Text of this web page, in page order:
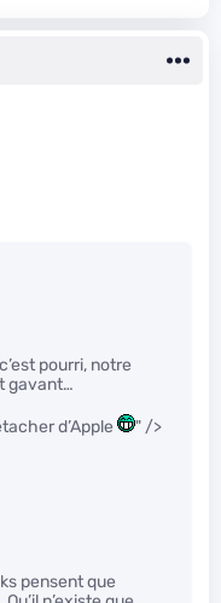
pourri, notre
gavant…
d’Apple " />
pensent que